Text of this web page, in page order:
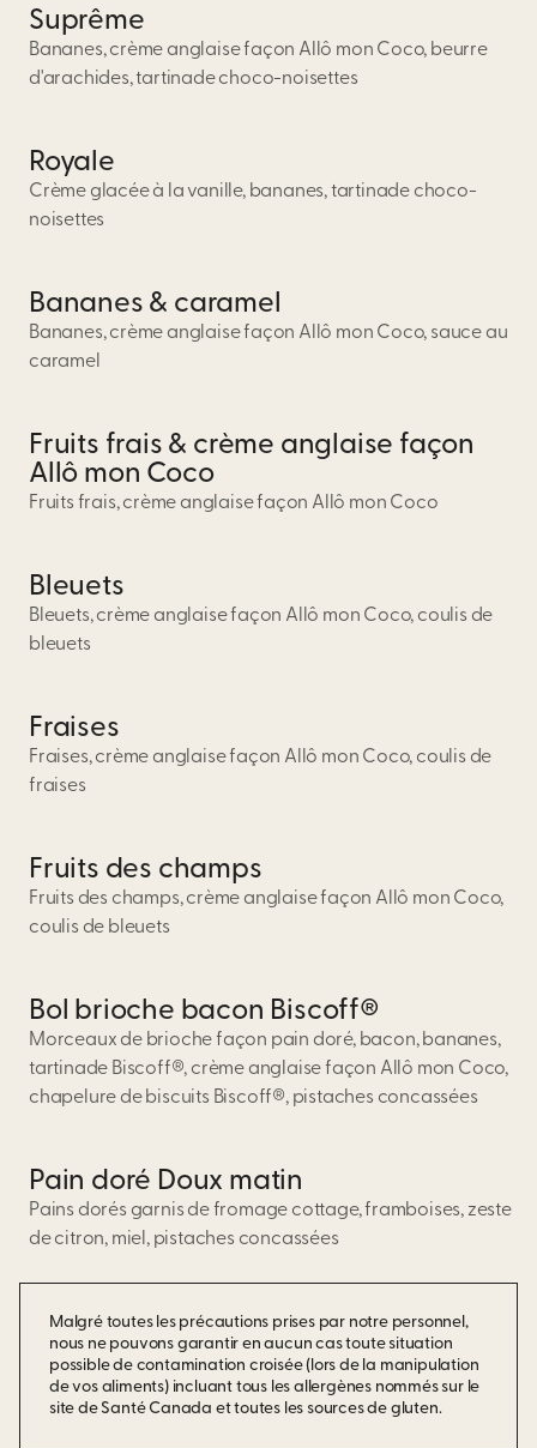
Malgré toutes les précautions prises par notre personnel,
nous ne pouvons garantir en aucun cas toute situation
possible de contamination croisée (lors de la manipulation
de vos aliments) incluant tous les allergènes nommés sur le
site de Santé Canada et toutes les sources de gluten.
Suprême
Bananes, crème anglaise façon Allô mon Coco, beurre
d'arachides, tartinade choco-noisettes
Royale
Crème glacée à la vanille, bananes, tartinade choco-
noisettes
Bananes & caramel
Bananes, crème anglaise façon Allô mon Coco, sauce au
caramel
Fruits frais & crème anglaise façon
Allô mon Coco
Fruits frais, crème anglaise façon Allô mon Coco
Bleuets
Bleuets, crème anglaise façon Allô mon Coco, coulis de
bleuets
Fraises
Fraises, crème anglaise façon Allô mon Coco, coulis de
fraises
Fruits des champs
Fruits des champs, crème anglaise façon Allô mon Coco,
coulis de bleuets
Bol brioche bacon Biscoff®
Morceaux de brioche façon pain doré, bacon, bananes,
tartinade Biscoff®, crème anglaise façon Allô mon Coco,
chapelure de biscuits Biscoff®, pistaches concassées
Pain doré Doux matin
Pains dorés garnis de fromage cottage, framboises, zeste
de citron, miel, pistaches concassées